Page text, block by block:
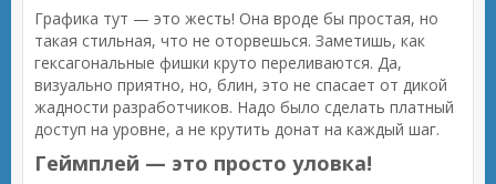
Графика тут — это жесть! Она вроде бы простая, но
такая стильная, что не оторвешься. Заметишь, как
гексагональные фишки круто переливаются. Да,
визуально приятно, но, блин, это не спасает от дикой
жадности разработчиков. Надо было сделать платный
доступ на уровне, а не крутить донат на каждый шаг.
Геймплей — это просто уловка!